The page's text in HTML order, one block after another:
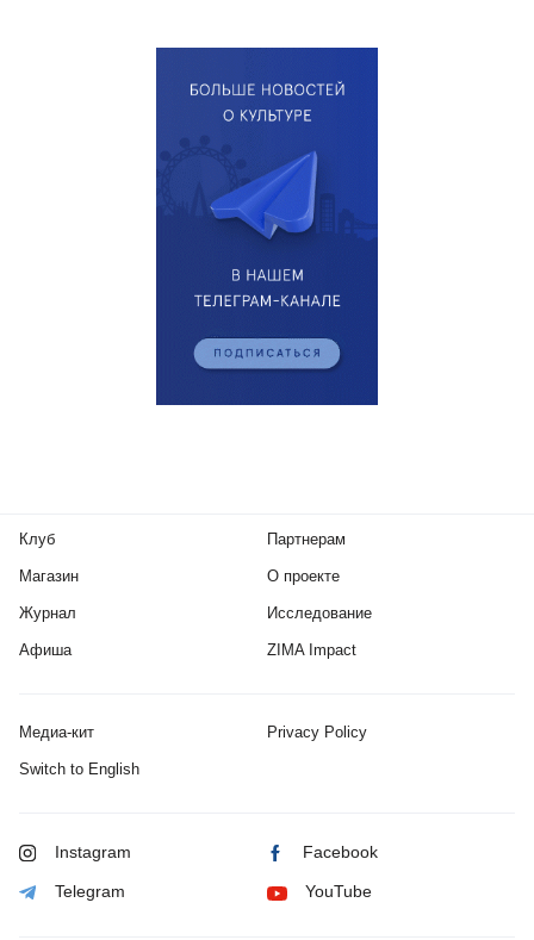
Клуб
Магазин
Журнал
Афиша
Партнерам
О проекте
Исследование
ZIMA Impact
Медиа-кит Privacy Policy
Switch to English
Instagram Facebook
Telegram YouTube